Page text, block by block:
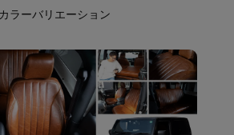
カラーバリエーション